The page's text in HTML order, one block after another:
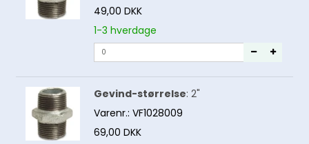
49,00 DKK
1-3 hverdage
Gevind-størrelse: 2"
Varenr.: VF1028009
69,00 DKK